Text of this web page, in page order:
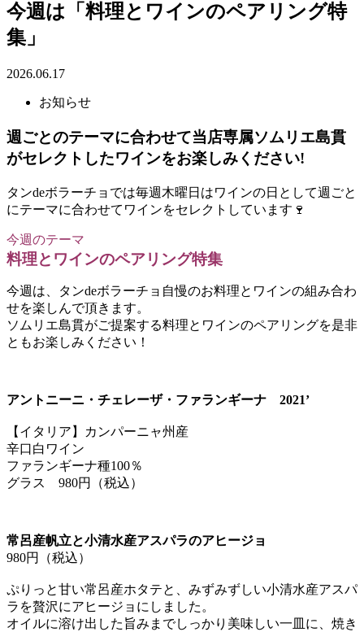
今週は「料理とワインのペアリング特
集」
2026.06.17
お知らせ
週ごとのテーマに合わせて当店専属ソムリエ島貫
がセレクトしたワインをお楽しみください!
タンdeボラーチョでは毎週木曜日はワインの日として週ごと
にテーマに合わせてワインをセレクトしています🍷
今週のテーマ
料理とワインのペアリング特集
今週は、タンdeボラーチョ自慢のお料理とワインの組み合わ
せを楽しんで頂きます。
ソムリエ島貫がご提案する料理とワインのペアリングを是非
ともお楽しみください！
アントニーニ・チェレーザ・ファランギーナ 2021’
【イタリア】カンパーニャ州産
辛口白ワイン
ファランギーナ種100％
グラス 980円（税込）
常呂産帆立と小清水産アスパラのアヒージョ
980円（税込）
ぷりっと甘い常呂産ホタテと、みずみずしい小清水産アスパ
ラを贅沢にアヒージョにしました。
オイルに溶け出した旨みまでしっかり美味しい一皿に、焼き